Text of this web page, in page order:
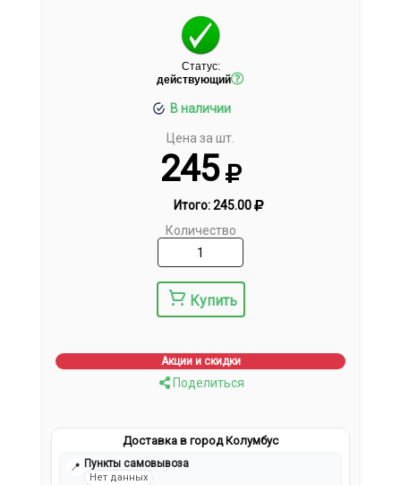
Статус:
действующий
В наличии
Цена за шт.
245
Итого:245.00
Количество
Купить
Акции и скидки
Поделиться
Доставка в город Колумбус
📍 Пункты самовывоза
Нет данных